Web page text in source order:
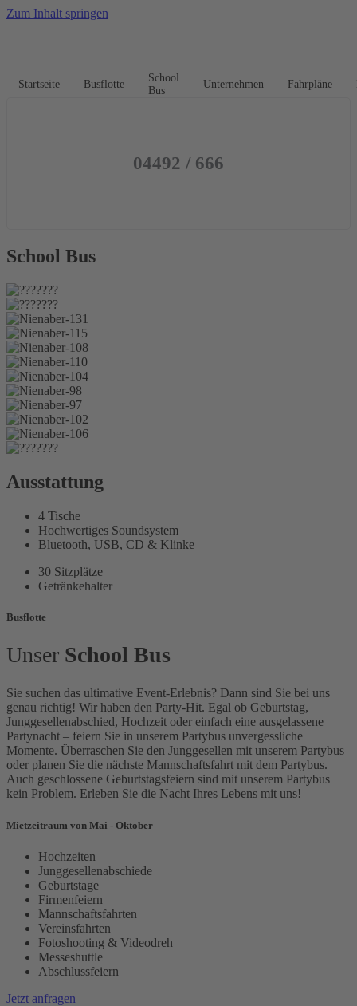
Zum Inhalt springen
Startseite Busflotte
School
Bus
Unternehmen Fahrpläne
04492 / 666
School Bus
Ausstattung
4 Tische
Hochwertiges Soundsystem
Bluetooth, USB, CD & Klinke
30 Sitzplätze
Getränkehalter
Busflotte
Unser School Bus
Sie suchen das ultimative Event-Erlebnis? Dann sind Sie bei uns
genau richtig! Wir haben den Party-Hit. Egal ob Geburtstag,
Junggesellenabschied, Hochzeit oder einfach eine ausgelassene
Partynacht – feiern Sie in unserem Partybus unvergessliche
Momente. Überraschen Sie den Junggesellen mit unserem Partybus
oder planen Sie die nächste Mannschaftsfahrt mit dem Partybus.
Auch geschlossene Geburtstagsfeiern sind mit unserem Partybus
kein Problem. Erleben Sie die Nacht Ihres Lebens mit uns!
Mietzeitraum von Mai - Oktober
Hochzeiten
Junggesellenabschiede
Geburtstage
Firmenfeiern
Mannschaftsfahrten
Vereinsfahrten
Fotoshooting & Videodreh
Messeshuttle
Abschlussfeiern
Jetzt anfragen